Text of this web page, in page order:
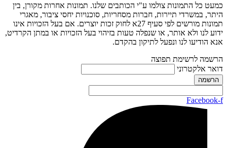
כמעט כל התמונות צולמו ע"י הכותבים שלנו. תמונות אחרות מקורן, בין
היתר, במשרדי תיירות, חברות מסחריות, סוכנויות יחסי ציבור, מאגרי
תמונות מורשים לפי סעיף 27א לחוק זכות יוצרים. אם בעל הזכויות אינו
ידוע לנו ולא אותר, או שנפלה טעות בזיהוי בעל הזכויות או במתן הקרדיט,
אנא הודיעו לנו ונפעל לתיקון בהקדם.
הרשמה לרשימת תפוצה
דואר אלקטרוני
Facebook-f